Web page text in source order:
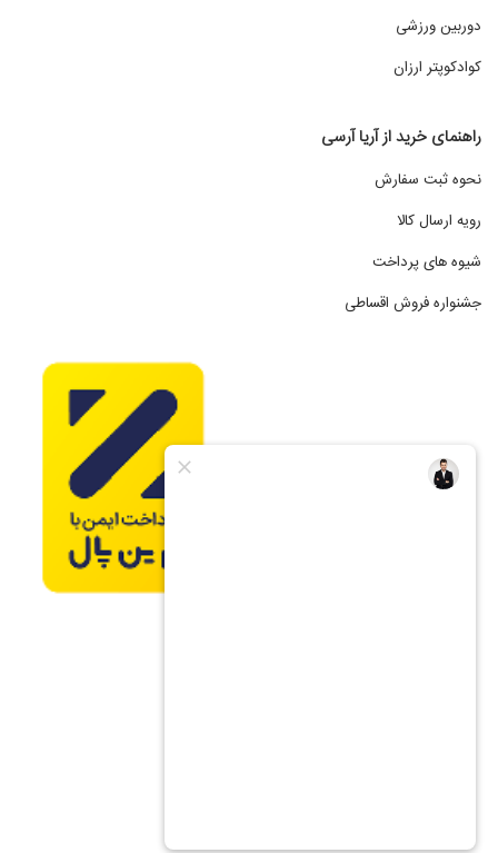
دوربین ورزشی
کوادکوپتر ارزان
راهنمای خرید از آریا آرسی
نحوه ثبت سفارش
رویه ارسال کالا
شیوه های پرداخت
جشنواره فروش اقساطی